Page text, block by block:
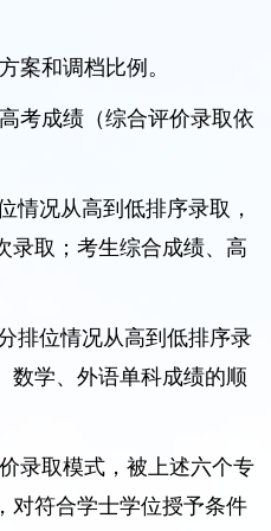
案和调档比例。
考成绩（综合评价录取依
情况从高到低排序录取，
录取；考生综合成绩、高
排位情况从高到低排序录
数学、外语单科成绩的顺
录取模式，被上述六个专
对符合学士学位授予条件